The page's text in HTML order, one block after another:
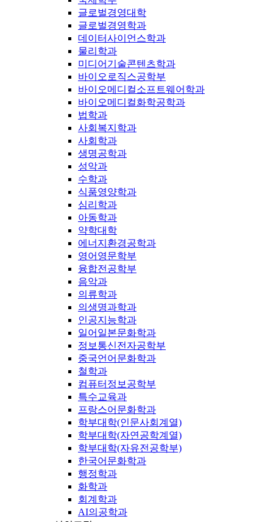
글로벌경영대학
글로벌경영학과
데이터사이언스학과
물리학과
미디어기술콘텐츠학과
바이오로직스공학부
바이오메디컬소프트웨어학과
바이오메디컬화학공학과
법학과
사회복지학과
사회학과
생명공학과
성악과
수학과
식품영양학과
심리학과
아동학과
약학대학
에너지환경공학과
영어영문학부
융합전공학부
음악과
의류학과
의생명과학과
인공지능학과
일어일본문화학과
정보통신전자공학부
중국언어문화학과
철학과
컴퓨터정보공학부
특수교육과
프랑스어문화학과
학부대학(인문사회계열)
학부대학(자연공학계열)
학부대학(자유전공학부)
한국어문화학과
행정학과
화학과
회계학과
AI의공학과